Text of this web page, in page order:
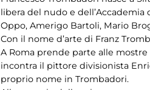
libera del nudo e
Oppo, Amerigo Bartoli, Mario
Con il nome d’arte di Franz
A Roma prende parte alle
incontra il pittore divisionista
proprio nome in Trombadori.